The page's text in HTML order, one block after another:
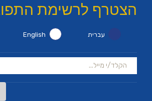
הצטרף לרשימת
עברית English